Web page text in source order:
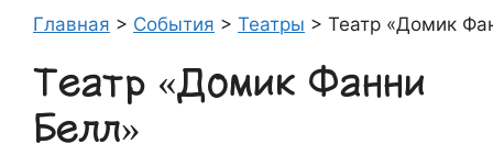
Главная > События > Театры > Театр «Домик
Театр «Домик Фанни
Белл»